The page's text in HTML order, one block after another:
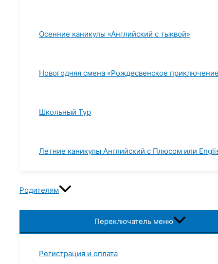
Осенние каникулы «Английский с тыквой»
Новогодняя смена «Рождесвенское
Школьный Тур
Летние каникулы Английский с Плюсом или
Родителям
Переключатель меню
Регистрация и оплата